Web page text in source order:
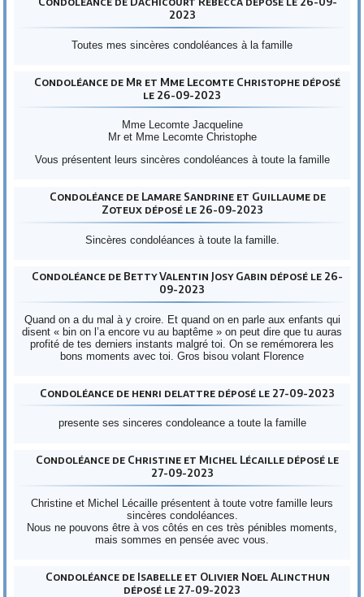
2023
Toutes mes sincères condoléances à la famille
Condoléance de Mr et Mme Lecomte Christophe déposé
le 26-09-2023
Mme Lecomte Jacqueline
Mr et Mme Lecomte Christophe
Vous présentent leurs sincères condoléances à toute la famille
Condoléance de Lamare Sandrine et Guillaume de
Zoteux déposé le 26-09-2023
Sincères condoléances à toute la famille.
Condoléance de Betty Valentin Josy Gabin déposé le 26-
09-2023
Quand on a du mal à y croire. Et quand on en parle aux enfants qui
disent « bin on l’a encore vu au baptême » on peut dire que tu auras
profité de tes derniers instants malgré toi. On se remémorera les
bons moments avec toi. Gros bisou volant Florence
Condoléance de henri delattre déposé le 27-09-2023
presente ses sinceres condoleance a toute la famille
Condoléance de Christine et Michel Lécaille déposé le
27-09-2023
Christine et Michel Lécaille présentent à toute votre famille leurs
sincères condoléances.
Nous ne pouvons être à vos côtés en ces très pénibles moments,
mais sommes en pensée avec vous.
Condoléance de Isabelle et Olivier Noel Alincthun
déposé le 27-09-2023